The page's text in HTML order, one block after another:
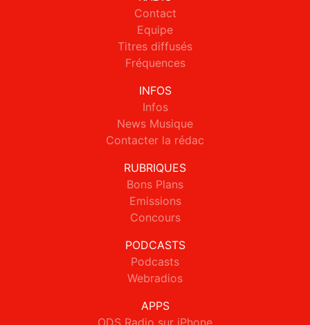
Contact
Equipe
Titres diffusés
Fréquences
INFOS
Infos
News Musique
Contacter la rédac
RUBRIQUES
Bons Plans
Emissions
Concours
PODCASTS
Podcasts
Webradios
APPS